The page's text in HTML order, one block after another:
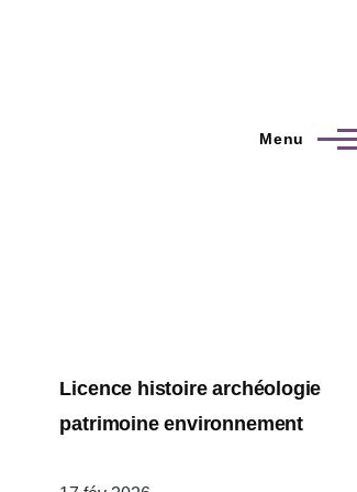
Menu
Licence histoire archéologie
patrimoine environnement